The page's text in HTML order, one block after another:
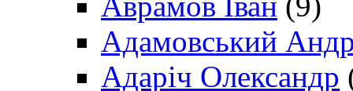
Адамовський
Адаріч Олександр